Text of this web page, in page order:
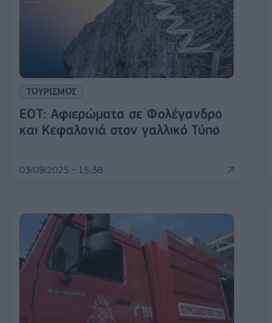
ΤΟΥΡΙΣΜΟΣ
ΕΟΤ: Αφιερώματα σε Φολέγανδρο
και Κεφαλονιά στον γαλλικό Τύπο
03/09/2025 - 15:38